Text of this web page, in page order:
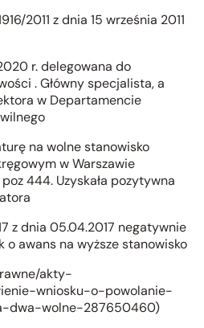
2011 z dnia 15 września 2011
r. delegowana do
. Główny specjalista, a
w Departamencie
na wolne stanowisko
w Warszawie
poz 444. Uzyskała pozytywna
z dnia 05.04.2017 negatywnie
o awans na wyższe stanowisko
akty-
wniosku-o-powolanie-
dwa-wolne-287650460)